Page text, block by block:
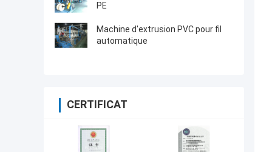
PE
Machine d'extrusion PVC pour fil
automatique
CERTIFICAT